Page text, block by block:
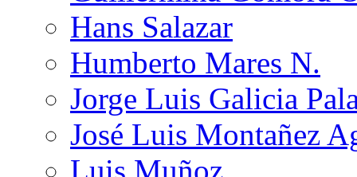
Hans Salazar
Humberto Mares N.
Jorge Luis Galicia
José Luis Montañez
Luis Muñoz